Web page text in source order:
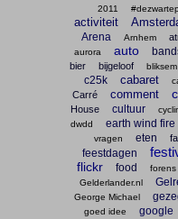
2011
activiteit
Arena Arnhem
aurora
auto
bier bijgeloof bliksem
c25k cabaret
Carré comment
House
cultuur
dwdd earth wind fire
vragen
eten
feestdagen
flickr food forens
Gelderlander.nl
George Michael
goed idee
google